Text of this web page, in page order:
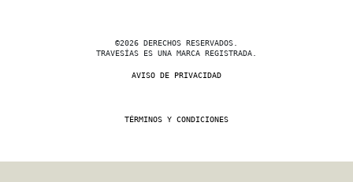
©2026 DERECHOS RESERVADOS.
TRAVESÍAS ES UNA MARCA REGISTRADA
AVISO DE PRIVACIDAD
TÉRMINOS Y CONDICIONES